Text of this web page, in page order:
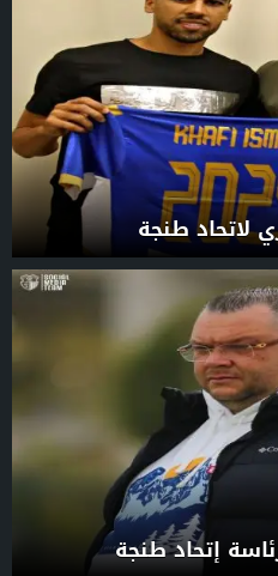
لاتحاد طنجة
إتحاد طنجة